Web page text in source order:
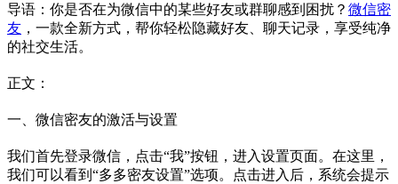
导语：你是否在为微信中的某些好友或群聊感到困扰？ 微信密
友 ，一款全新方式，帮你轻松隐藏好友、聊天记录，享受纯净
的社交生活。
正文：
一、微信密友的激活与设置
我们首先登录微信，点击“我”按钮，进入设置页面。在这里，
我们可以看到“多多密友设置”选项。点击进入后，系统会提示